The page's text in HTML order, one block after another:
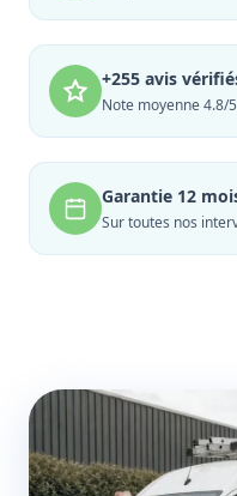
+255 avis
Note moyenne 4.8/5
Garantie 12
Sur toutes nos